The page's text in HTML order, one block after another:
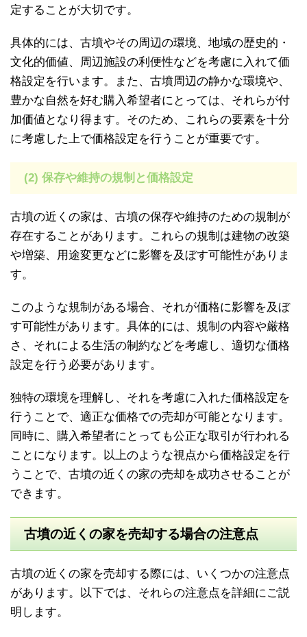
定することが大切です。
具体的には、古墳やその周辺の環境、地域の歴史的・
文化的価値、周辺施設の利便性などを考慮に入れて価
格設定を行います。また、古墳周辺の静かな環境や、
豊かな自然を好む購入希望者にとっては、それらが付
加価値となり得ます。そのため、これらの要素を十分
に考慮した上で価格設定を行うことが重要です。
(2) 保存や維持の規制と価格設定
古墳の近くの家は、古墳の保存や維持のための規制が
存在することがあります。これらの規制は建物の改築
や増築、用途変更などに影響を及ぼす可能性がありま
す。
このような規制がある場合、それが価格に影響を及ぼ
す可能性があります。具体的には、規制の内容や厳格
さ、それによる生活の制約などを考慮し、適切な価格
設定を行う必要があります。
独特の環境を理解し、それを考慮に入れた価格設定を
行うことで、適正な価格での売却が可能となります。
同時に、購入希望者にとっても公正な取引が行われる
ことになります。以上のような視点から価格設定を行
うことで、古墳の近くの家の売却を成功させることが
できます。
古墳の近くの家を売却する場合の注意点
古墳の近くの家を売却する際には、いくつかの注意点
があります。以下では、それらの注意点を詳細にご説
明します。